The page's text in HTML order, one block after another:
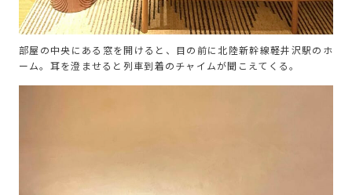
部屋の中央にある窓を開けると、目の前に北陸新幹線軽井沢駅のホ
ーム。耳を澄ませると列車到着のチャイムが聞こえてくる。